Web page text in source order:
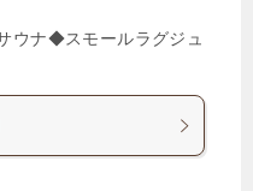
ウナ◆スモールラグジュ